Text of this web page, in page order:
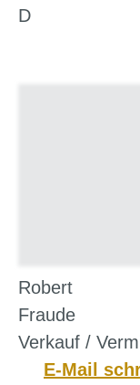
D
Robert
Fraude
Verkauf /
E-Mail